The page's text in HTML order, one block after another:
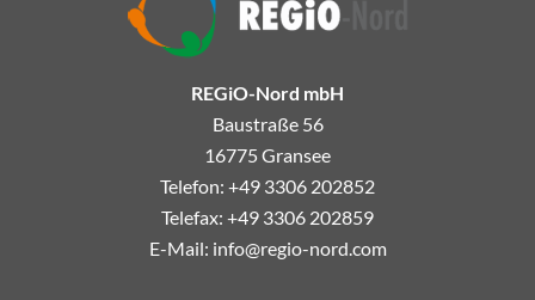
REGiO-Nord mbH
Baustraße 56
16775 Gransee
Telefon: +49 3306 202852
Telefax: +49 3306 202859
E-Mail: info@regio-nord.com